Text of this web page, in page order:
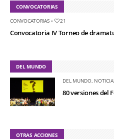
CONVOCATORIAS
CONVOCATORIAS• 21
Convocatoria IV Torneo de
DEL MUNDO
DEL MUNDO,
80 versiones del
OTRAS ACCIONES